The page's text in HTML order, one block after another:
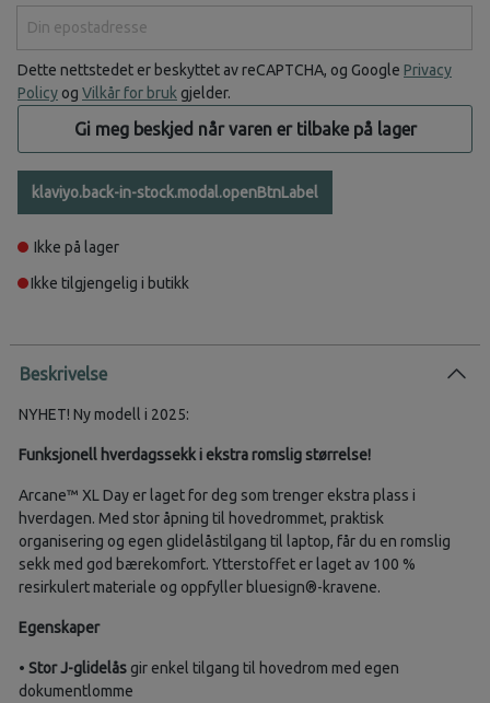
Dette nettstedet er beskyttet av reCAPTCHA, og Google Privacy
Policy og Vilkår for bruk gjelder.
Gi meg beskjed når varen er tilbake på lager
klaviyo.back-in-stock.modal.openBtnLabel
Ikke på lager
Ikke tilgjengelig i butikk
Beskrivelse
NYHET! Ny modell i 2025:
Funksjonell hverdagssekk i ekstra romslig størrelse!
Arcane™ XL Day er laget for deg som trenger ekstra plass i
hverdagen. Med stor åpning til hovedrommet, praktisk
organisering og egen glidelåstilgang til laptop, får du en romslig
sekk med god bærekomfort. Ytterstoffet er laget av 100 %
resirkulert materiale og oppfyller bluesign®-kravene.
Egenskaper
• Stor J-glidelåsgir enkel tilgang til hovedrom med egen
dokumentlomme